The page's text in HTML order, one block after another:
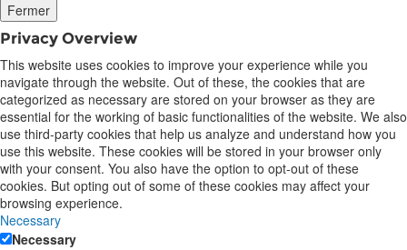
Fermer
Privacy Overview
This website uses cookies to improve your experience while you
navigate through the website. Out of these, the cookies that are
categorized as necessary are stored on your browser as they are
essential for the working of basic functionalities of the website. We also
use third-party cookies that help us analyze and understand how you
use this website. These cookies will be stored in your browser only
with your consent. You also have the option to opt-out of these
cookies. But opting out of some of these cookies may affect your
browsing experience.
Necessary
Necessary